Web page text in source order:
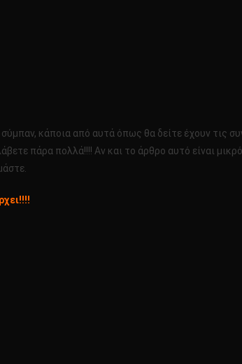
κάποια από αυτά όπως θα δείτε έχουν τις
πάρα πολλά!!!! Αν και το άρθρο αυτό είναι